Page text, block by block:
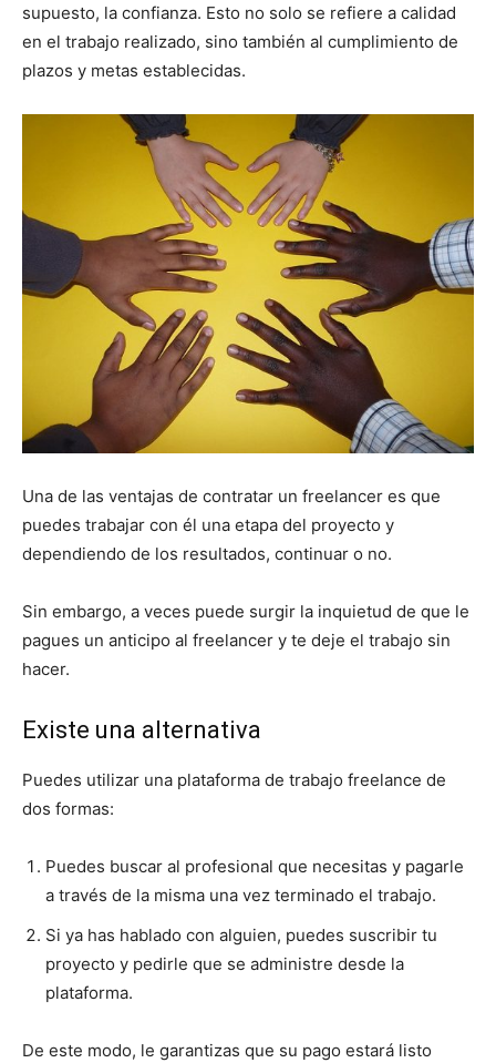
supuesto, la confianza. Esto no solo se refiere a calidad
en el trabajo realizado, sino también al cumplimiento de
plazos y metas establecidas.
Una de las ventajas de contratar un freelancer es que
puedes trabajar con él una etapa del proyecto y
dependiendo de los resultados, continuar o no.
Sin embargo, a veces puede surgir la inquietud de que le
pagues un anticipo al freelancer y te deje el trabajo sin
hacer.
Existe una alternativa
Puedes utilizar una plataforma de trabajo freelance de
dos formas:
Puedes buscar al profesional que necesitas y pagarle
a través de la misma una vez terminado el trabajo.
Si ya has hablado con alguien, puedes suscribir tu
proyecto y pedirle que se administre desde la
plataforma.
De este modo, le garantizas que su pago estará listo